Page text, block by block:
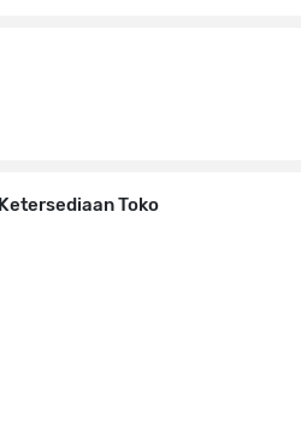
Ketersediaan Toko